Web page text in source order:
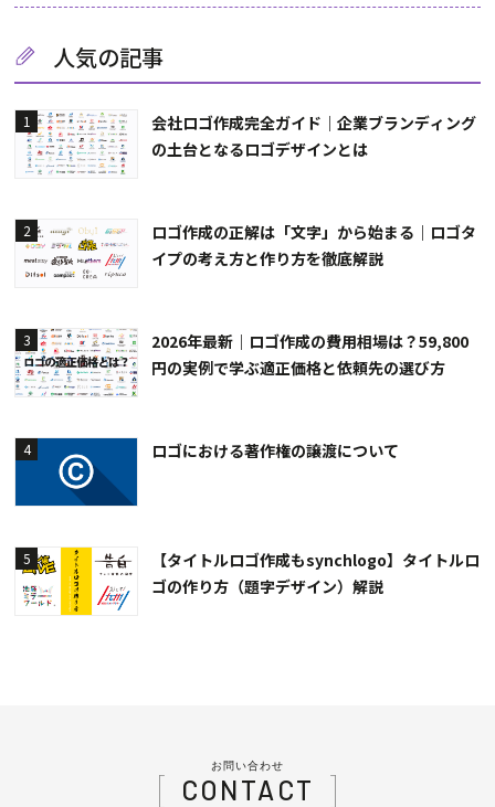
人気の記事
1
会社ロゴ作成完全ガイド｜企業ブランディング
の土台となるロゴデザインとは
2
ロゴ作成の正解は「文字」から始まる｜ロゴタ
イプの考え方と作り方を徹底解説
3
2026年最新｜ロゴ作成の費用相場は？59,800
円の実例で学ぶ適正価格と依頼先の選び方
4 ロゴにおける著作権の譲渡について
5
【タイトルロゴ作成もsynchlogo】タイトルロ
ゴの作り方（題字デザイン）解説
お問い合わせ
CONTACT